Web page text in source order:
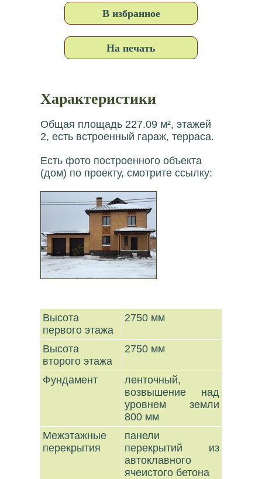
В избранное
На печать
Характеристики
Общая площадь 227.09 м², этажей
2, есть встроенный гараж, терраса.
Есть фото построенного объекта
(дом) по проекту, смотрите ссылку:
Высота
первого этажа
2750 мм
Высота
второго этажа
2750 мм
Фундамент
ленточный,
возвышение над
уровнем земли
800 мм
Межэтажные
перекрытия
панели
перекрытий из
автоклавного
ячеистого бетона